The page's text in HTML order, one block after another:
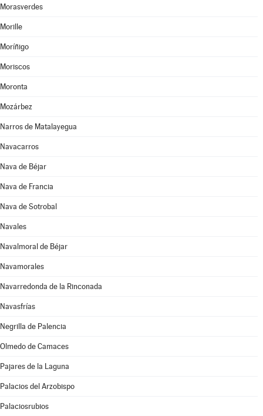
Morasverdes
Morille
Moríñigo
Moriscos
Moronta
Mozárbez
Narros de Matalayegua
Navacarros
Nava de Béjar
Nava de Francia
Nava de Sotrobal
Navales
Navalmoral de Béjar
Navamorales
Navarredonda de la Rinconada
Navasfrías
Negrilla de Palencia
Olmedo de Camaces
Pajares de la Laguna
Palacios del Arzobispo
Palaciosrubios